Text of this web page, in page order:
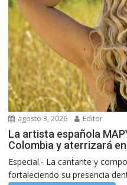
agosto 3, 2026 Editor
La artista española
Colombia y aterrizará
Especial.- La cantante y
fortaleciendo su presencia